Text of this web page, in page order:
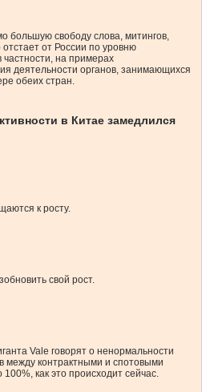
большую свободу слова, митингов,
от России по уровню
на примерах
деятельности органов, занимающихся
обеих стран.
в Китае замедлился
к росту.
свой рост.
Vale говорят о ненормальности
между контрактными и спотовыми
как это происходит сейчас.